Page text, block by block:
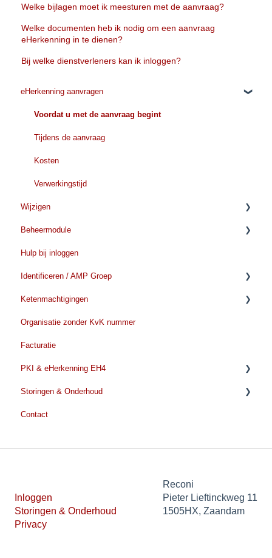
Welke bijlagen moet ik meesturen met de aanvraag?
Welke documenten heb ik nodig om een aanvraag
eHerkenning in te dienen?
Bij welke dienstverleners kan ik inloggen?
eHerkenning aanvragen
Voordat u met de aanvraag begint
Tijdens de aanvraag
Kosten
Verwerkingstijd
Wijzigen
Organisatiegegevens wijzigen
Gegevens wijzigen
Wijzigen voor gebruikers
Verlengen eHerkenning
Beheermodule
Aanvragen/toevoegen
Verwijderen/beeindigen
Verlengen
Hulp bij inloggen
Identificeren / AMP Groep
Voorbereiden Identificatie
Tijdens de identificatie
Na de identificatie
Ketenmachtigingen
Voordat u met de aanvraag begint
Ketenmachtiging aanvragen
Ketenmachtiging kosten
Ketenmachtiging verlengen
Beheer en wijzigingen
Organisatie zonder KvK nummer
Facturatie
PKI & eHerkenning EH4
EH4
PKI Algemene informatie
SBR certificaat
Storingen & Onderhoud
Storingen & Onderhoud
Contact
Inloggen
Storingen & Onderhoud
Privacy
Reconi
Pieter Lieftinckweg 11
1505HX, Zaandam